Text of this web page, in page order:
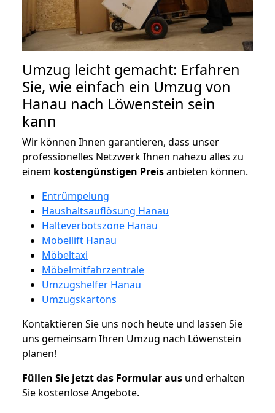
Umzug leicht gemacht: Erfahren
Sie, wie einfach ein Umzug von
Hanau nach Löwenstein sein
kann
Wir können Ihnen garantieren, dass unser
professionelles Netzwerk Ihnen nahezu alles zu
einem kostengünstigen Preisanbieten können.
Entrümpelung
Haushaltsauflösung Hanau
Halteverbotszone Hanau
Möbellift Hanau
Möbeltaxi
Möbelmitfahrzentrale
Umzugshelfer Hanau
Umzugskartons
Kontaktieren Sie uns noch heute und lassen Sie
uns gemeinsam Ihren Umzug nach Löwenstein
planen!
Füllen Sie jetzt das Formular aus und erhalten
Sie kostenlose Angebote.